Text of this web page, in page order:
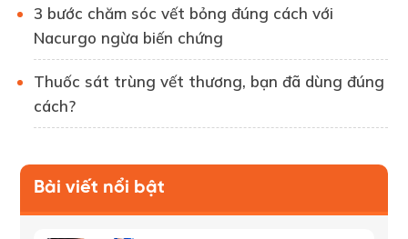
3 bước chăm sóc vết bỏng đúng cách với
Nacurgo ngừa biến chứng
Thuốc sát trùng vết thương, bạn đã dùng đúng
cách?
Bài viết nổi bật